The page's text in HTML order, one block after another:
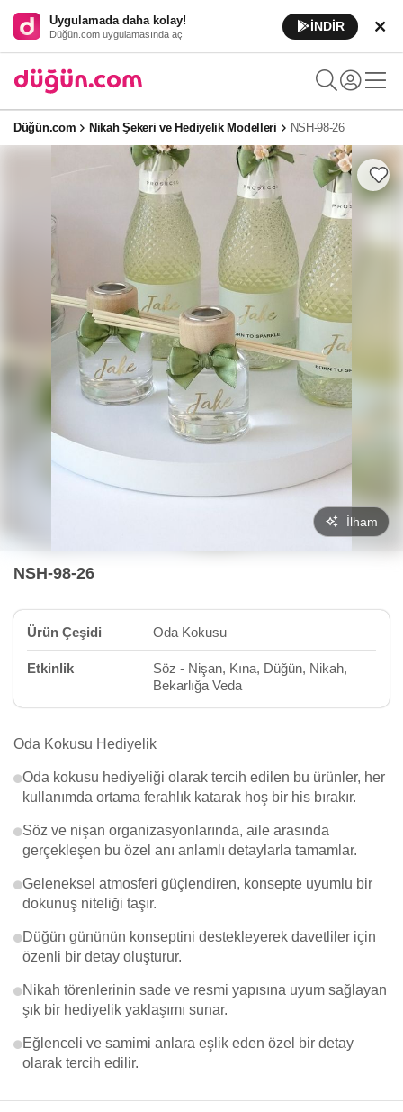
Uygulamada daha kolay!
Düğün.com uygulamasında aç
İNDİR
Düğün.com Nikah Şekeri ve Hediyelik Modelleri NSH-98-26
İlham
NSH-98-26
Ürün Çeşidi Oda Kokusu
Etkinlik
Söz - Nişan, Kına, Düğün, Nikah,
Bekarlığa Veda
Oda Kokusu Hediyelik
Oda kokusu hediyeliği olarak tercih edilen bu ürünler, her
kullanımda ortama ferahlık katarak hoş bir his bırakır.
Söz ve nişan organizasyonlarında, aile arasında
gerçekleşen bu özel anı anlamlı detaylarla tamamlar.
Geleneksel atmosferi güçlendiren, konsepte uyumlu bir
dokunuş niteliği taşır.
Düğün gününün konseptini destekleyerek davetliler için
özenli bir detay oluşturur.
Nikah törenlerinin sade ve resmi yapısına uyum sağlayan
şık bir hediyelik yaklaşımı sunar.
Eğlenceli ve samimi anlara eşlik eden özel bir detay
olarak tercih edilir.